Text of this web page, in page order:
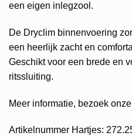
een eigen inlegzool.
De Dryclim binnenvoering
een heerlijk zacht en
Geschikt voor een brede en
ritssluiting.
Meer informatie, bezoek
Artikelnummer Hartjes: